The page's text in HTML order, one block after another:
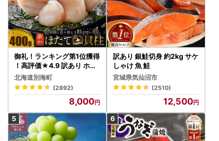
御礼！ランキング第1位獲得
！高評価★4.9 訳あり ホタ
テ 400g（ほたて 帆立 貝柱
冷凍 ）
北海道別海町
(2892)
8,000
訳あり 銀鮭切身 約2kg サケ
しゃけ 魚 鮭
宮城県気仙沼市
(2510)
12,500